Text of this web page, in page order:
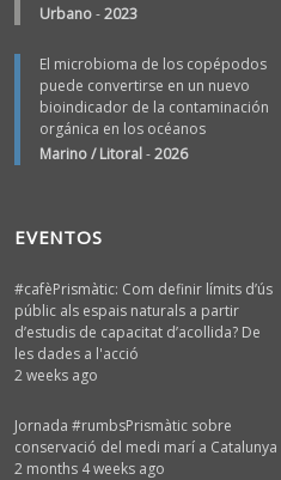
Urbano-2023
El microbioma de los copépodos
puede convertirse en un nuevo
bioindicador de la contaminación
orgánica en los océanos
Marino / Litoral-2026
EVENTOS
#cafèPrismàtic: Com definir límits d’ús
públic als espais naturals a partir
d’estudis de capacitat d’acollida? De
les dades a l'acció
2 weeks ago
Jornada #rumbsPrismàtic sobre
conservació del medi marí a Catalunya
2 months 4 weeks ago